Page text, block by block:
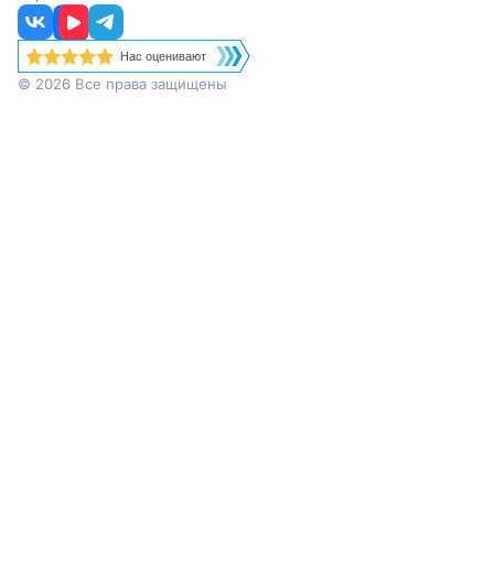
Нас оценивают
© 2026 Все права защищены